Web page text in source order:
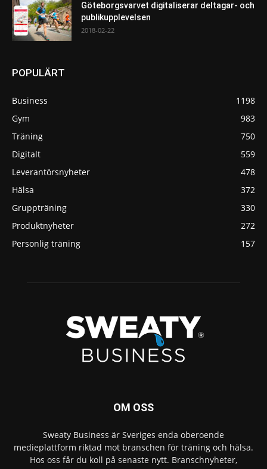
Göteborgsvarvet digitaliserar deltagar- och
publikupplevelsen
2018-02-22
POPULÄRT
Business
1198
Gym
983
Träning
750
Digitalt
559
Leverantörsnyheter
478
Hälsa
372
Gruppträning
330
Produktnyheter
272
Personlig träning
157
OM OSS
Sweaty Business är Sveriges enda oberoende
medieplattform riktad mot branschen för träning och hälsa.
Hos oss får du koll på senaste nytt. Branschnyheter,